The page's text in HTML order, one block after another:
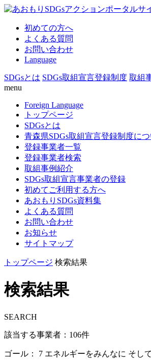
初めての方へ
よくある質問
お問い合わせ
Language
SDGsとは SDGs取組宣言登録制度 取組
menu
Foreign Language
トップページ
SDGsとは
青森県SDGs取組宣言登録制度につ
登録事業者一覧
登録事業者検索
取組事例紹介
SDGs取組宣言事業者の登録
初めてご利用する方へ
あおもりSDGs資料集
よくある質問
お問い合わせ
お知らせ
サイトマップ
トップページ 検索結果
検索結果
SEARCH
該当する事業者： 106件
ゴール： 7 エネルギーをみんなに そし